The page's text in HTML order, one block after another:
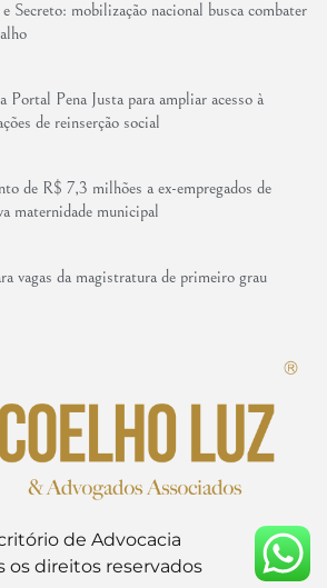
Secreto: mobilização nacional busca combater
Portal Pena Justa para ampliar acesso à
de reinserção social
de R$ 7,3 milhões a ex-empregados de
maternidade municipal
vagas da magistratura de primeiro grau
de Advocacia
os direitos reservados